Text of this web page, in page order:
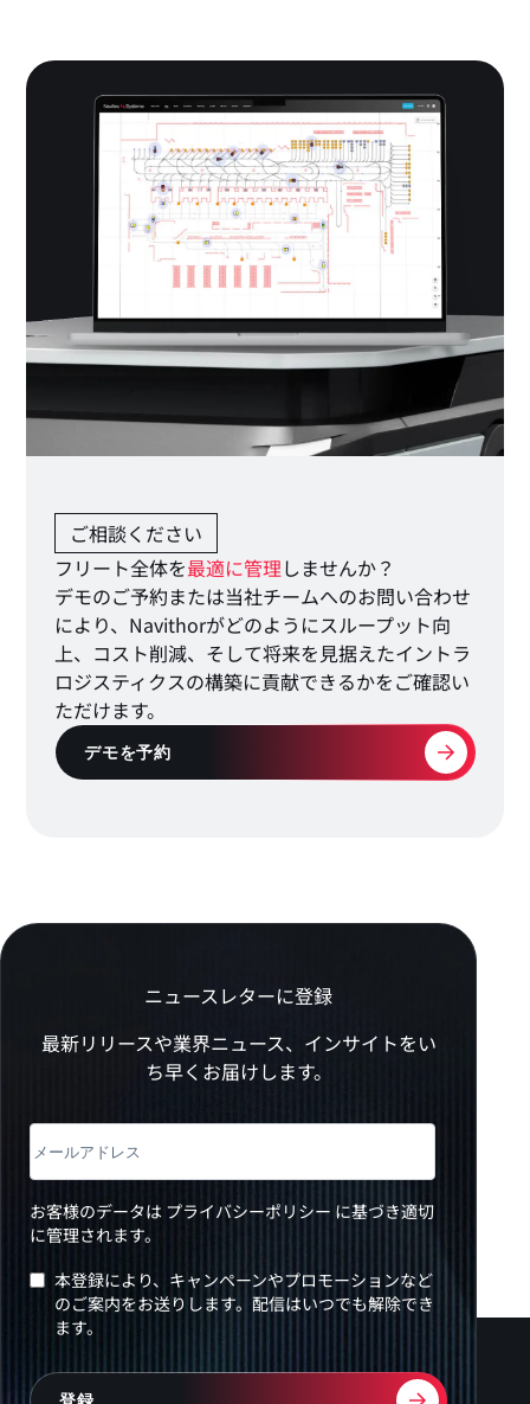
ご相談ください
フリート全体を最適に管理しませんか？
デモのご予約または当社チームへのお問い合わせ
により、Navithorがどのようにスループット向
上、コスト削減、そして将来を見据えたイントラ
ロジスティクスの構築に貢献できるかをご確認い
ただけます。
デモを予約
ニュースレターに登録
最新リリースや業界ニュース、インサイトをい
ち早くお届けします。
お客様のデータは プライバシーポリシー に基づき適切
に管理されます。
本登録により、キャンペーンやプロモーションなど
のご案内をお送りします。配信はいつでも解除でき
ます。